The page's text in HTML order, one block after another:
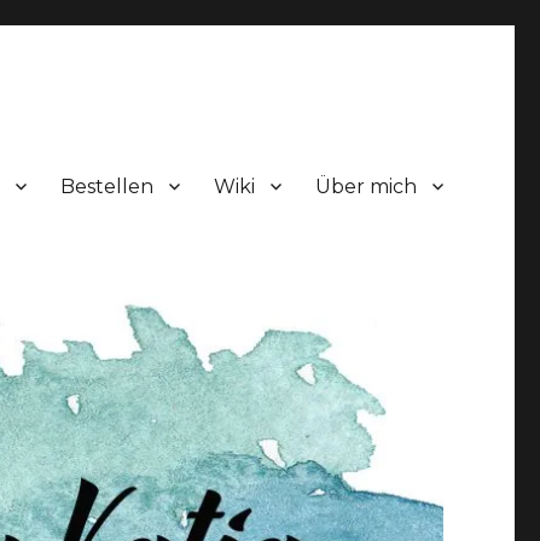
Bestellen Wiki Über mich